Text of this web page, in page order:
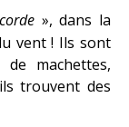
», dans la
vent ! Ils sont
machettes,
trouvent des